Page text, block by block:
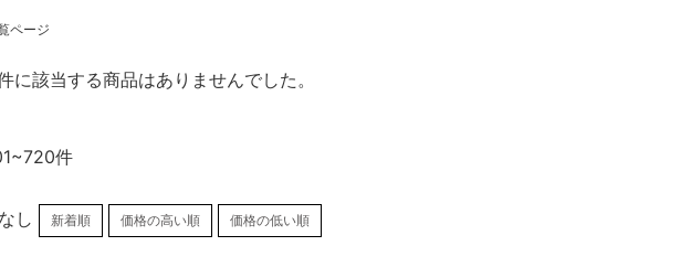
ルイヴィトン
シャネル
エルメス
全てのブランドを見る
ページ
に該当する商品はありませんでした。
件
し 新着順 価格の高い順 価格の低い順